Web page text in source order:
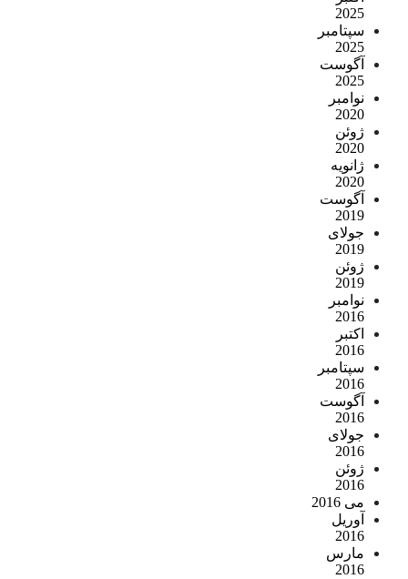
2025
سپتامبر
2025
آگوست
2025
نوامبر
2020
ژوئن
2020
ژانویه
2020
آگوست
2019
جولای
2019
ژوئن
2019
نوامبر
2016
اکتبر
2016
سپتامبر
2016
آگوست
2016
جولای
2016
ژوئن
2016
می 2016
آوریل
2016
مارس
2016